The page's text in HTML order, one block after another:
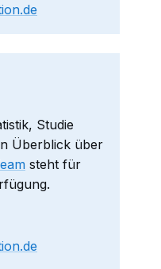
Studie
Überblick über
steht für